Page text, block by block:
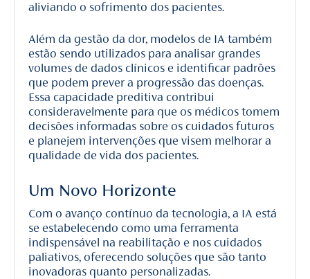
aliviando o sofrimento dos pacientes.
Além da gestão da dor, modelos de IA também
estão sendo utilizados para analisar grandes
volumes de dados clínicos e identificar padrões
que podem prever a progressão das doenças.
Essa capacidade preditiva contribui
consideravelmente para que os médicos tomem
decisões informadas sobre os cuidados futuros
e planejem intervenções que visem melhorar a
qualidade de vida dos pacientes.
Um Novo Horizonte
Com o avanço contínuo da tecnologia, a IA está
se estabelecendo como uma ferramenta
indispensável na reabilitação e nos cuidados
paliativos, oferecendo soluções que são tanto
inovadoras quanto personalizadas.